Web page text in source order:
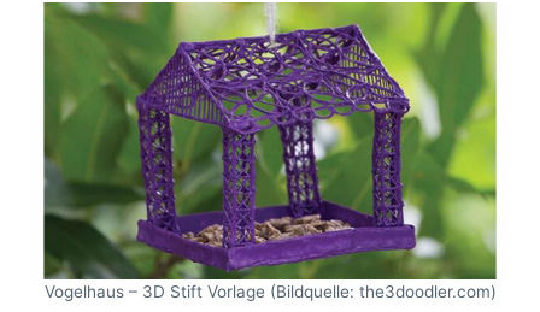
Vogelhaus – 3D Stift Vorlage (Bildquelle: the3doodler.com)